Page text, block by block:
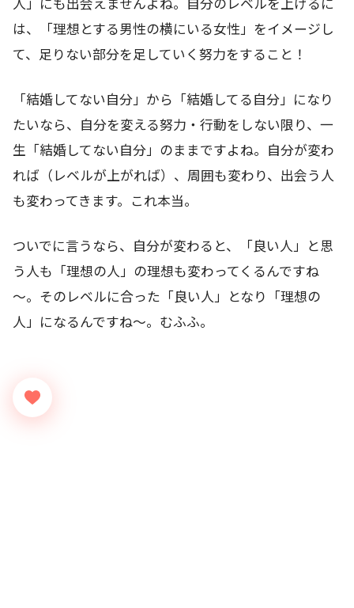
は、「理想とする男性の横にいる女性」をイメージし
て、足りない部分を足していく努力をすること！
「結婚してない自分」から「結婚してる自分」になり
たいなら、自分を変える努力・行動をしない限り、一
生「結婚してない自分」のままですよね。自分が変わ
れば（レベルが上がれば）、周囲も変わり、出会う人
も変わってきます。これ本当。
ついでに言うなら、自分が変わると、「良い人」と思
う人も「理想の人」の理想も変わってくるんですね
～。そのレベルに合った「良い人」となり「理想の
人」になるんですね～。むふふ。